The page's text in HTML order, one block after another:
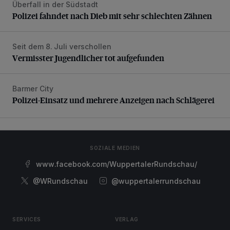
Polizei fahndet nach Dieb mit sehr schlechten Zähnen
Überfall in der Südstadt
Polizei fahndet nach Dieb mit sehr schlechten Zähnen
Vermisster Jugendlicher tot aufgefunden
Seit dem 8. Juli verschollen
Vermisster Jugendlicher tot aufgefunden
Polizei-Einsatz und mehrere Anzeigen nach Schlägerei
Barmer City
Polizei-Einsatz und mehrere Anzeigen nach Schlägerei
SOZIALE MEDIEN
www.facebook.com/WuppertalerRundschau/
@WRundschau
@wuppertalerrundschau
SERVICES VERLAG